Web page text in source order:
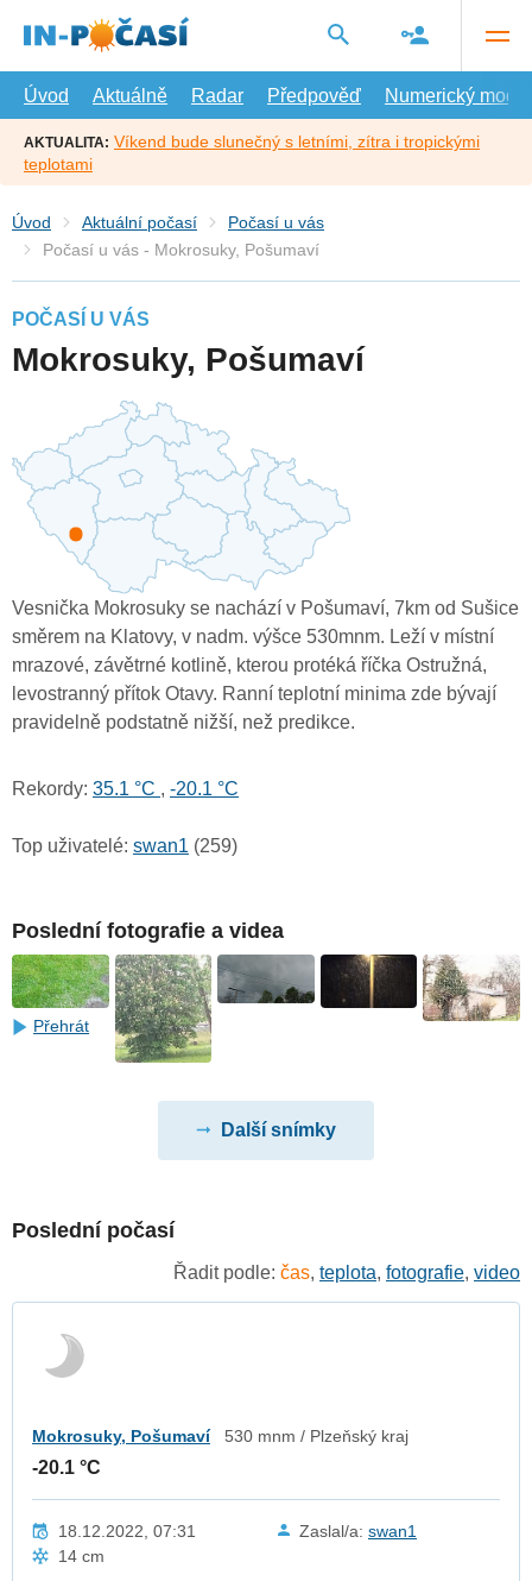
hlavní
Úvod
Aktuálně Radar Předpověď Numerický model
AKTUALITA: Víkend bude slunečný s letními, zítra i tropickými
teplotami
Úvod Aktuální počasí
Počasí u vás
Počasí u vás - Mokrosuky, Pošumaví
POČASÍ U VÁS
Mokrosuky, Pošumaví
Vesnička Mokrosuky se nachází v Pošumaví, 7km od Sušice
směrem na Klatovy, v nadm. výšce 530mnm. Leží v místní
mrazové, závětrné kotlině, kterou protéká říčka Ostružná,
levostranný přítok Otavy. Ranní teplotní minima zde bývají
pravidelně podstatně nižší, než predikce.
Rekordy: 35.1 °C , -20.1 °C
Top uživatelé: swan1 (259)
Poslední fotografie a videa
Přehrát
Další snímky
Poslední počasí
Řadit podle: čas, teplota, fotografie, video
Mokrosuky, Pošumaví 530 mnm / Plzeňský kraj
-20.1 °C
18.12.2022, 07:31 Zaslal/a: swan1
14 cm